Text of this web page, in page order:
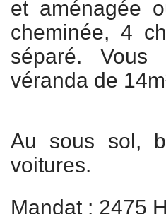
et aménagée
cheminée, 4
séparé. Vous
véranda de
Au sous sol,
voitures.
Mandat : 2475